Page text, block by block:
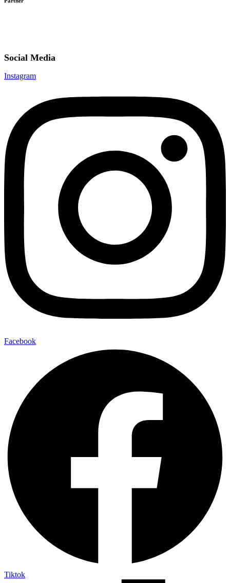
Social Media
Instagram
Facebook
Tiktok